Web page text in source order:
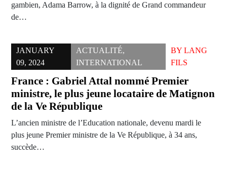
gambien, Adama Barrow, à la dignité de Grand commandeur
de…
JANUARY
09, 2024
ACTUALITÉ,
INTERNATIONAL
BYLANG
FILS
France : Gabriel Attal nommé Premier
ministre, le plus jeune locataire de Matignon
de la Ve République
L’ancien ministre de l’Education nationale, devenu mardi le
plus jeune Premier ministre de la Ve République, à 34 ans,
succède…